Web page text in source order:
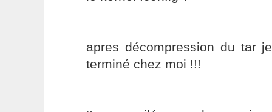
apres décompression du tar
terminé chez moi !!!